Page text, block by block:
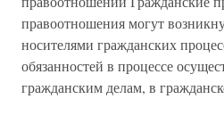
правоотношения могут
носителями гражданских
обязанностей в процессе
гражданским делам, в